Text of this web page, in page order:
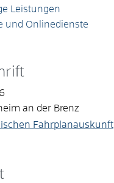
Leistungen
und Onlinedienste
an der Brenz
Fahrplanauskunft